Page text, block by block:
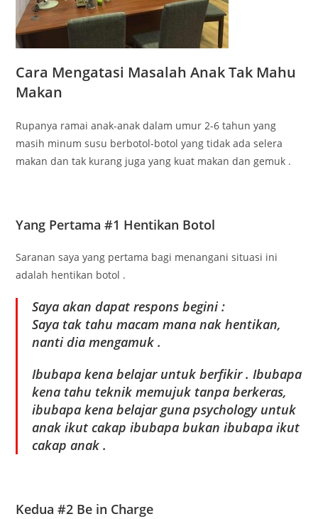
Cara Mengatasi Masalah Anak Tak Mahu
Makan
Rupanya ramai anak-anak dalam umur 2-6 tahun yang
masih minum susu berbotol-botol yang tidak ada selera
makan dan tak kurang juga yang kuat makan dan gemuk .
Yang Pertama #1 Hentikan Botol
Saranan saya yang pertama bagi menangani situasi ini
adalah hentikan botol .
Saya akan dapat respons begini :
Saya tak tahu macam mana nak hentikan,
nanti dia mengamuk .
Ibubapa kena belajar untuk berfikir . Ibubapa
kena tahu teknik memujuk tanpa berkeras,
ibubapa kena belajar guna psychology untuk
anak ikut cakap ibubapa bukan ibubapa ikut
cakap anak .
Kedua #2 Be in Charge